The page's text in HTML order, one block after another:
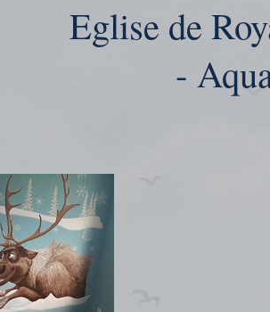
Eglise de
-